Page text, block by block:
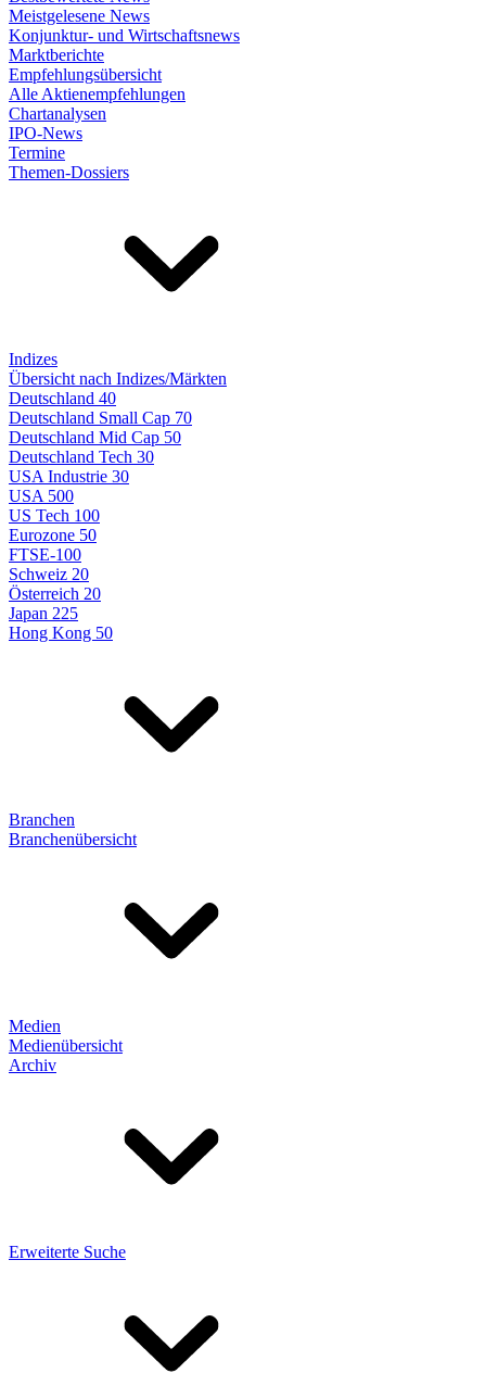
Meistgelesene News
Konjunktur- und Wirtschaftsnews
Marktberichte
Empfehlungsübersicht
Alle Aktienempfehlungen
Chartanalysen
IPO-News
Termine
Themen-Dossiers
Indizes
Übersicht nach Indizes/Märkten
Deutschland 40
Deutschland Small Cap 70
Deutschland Mid Cap 50
Deutschland Tech 30
USA Industrie 30
USA 500
US Tech 100
Eurozone 50
FTSE-100
Schweiz 20
Österreich 20
Japan 225
Hong Kong 50
Branchen
Branchenübersicht
Medien
Medienübersicht
Archiv
Erweiterte Suche